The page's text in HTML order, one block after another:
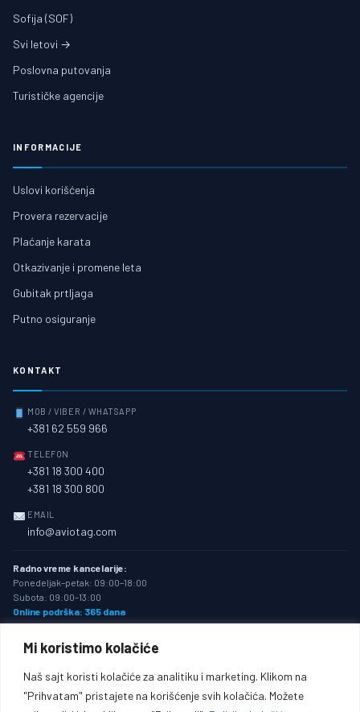
Mi koristimo kolačiće
Naš sajt koristi kolačiće za analitiku i marketing. Klikom na
"Prihvatam" pristajete na korišćenje svih kolačića. Možete
Sofija (SOF)
Svi letovi →
Poslovna putovanja
Turističke agencije
INFORMACIJE
Uslovi korišćenja
Provera rezervacije
Plaćanje karata
Otkazivanje i promene leta
Gubitak prtljaga
Putno osiguranje
KONTAKT
MOB / VIBER / WHATSAPP
+381 62 559 966
TELEFON
+381 18 300 400
+381 18 300 800
EMAIL
info@aviotag.com
Radno vreme kancelarije:
Ponedeljak–petak: 09:00–18:00
Subota: 09:00–13:00
Online podrška: 365 dana
★ IATA AKREDITOVANI 15+ GODINA
VISA MASTERCARD BANCA INTESA